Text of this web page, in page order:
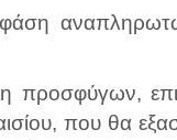
προσφύγων,
που θα